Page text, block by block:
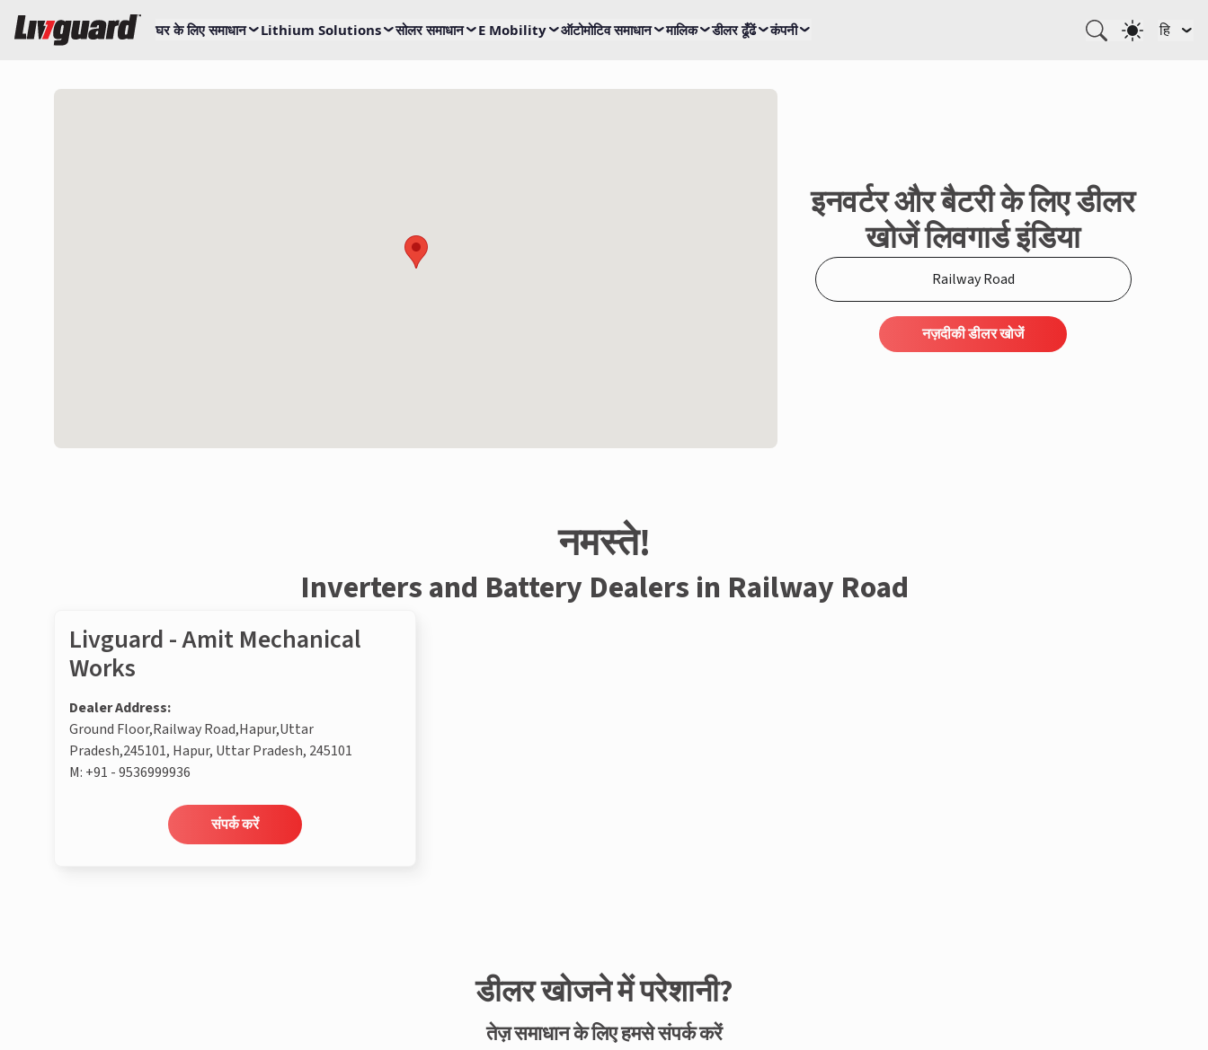
घर के लिए समाधान Lithium Solutions सोलर समाधान E Mobility ऑटोमोटिव समाधान मालिक डीलर ढूँढें कंपनी हि
इनवर्टर और बैटरी के लिए डीलर
खोजें लिवगार्ड इंडिया
नज़दीकी डीलर खोजें
नमस्ते!
Inverters and Battery Dealers in Railway Road
Livguard - Amit Mechanical
Works
Dealer Address:
Ground Floor,Railway Road,Hapur,Uttar
Pradesh,245101, Hapur, Uttar Pradesh, 245101
M: +91 - 9536999936
संपर्क करें
डीलर खोजने में परेशानी?
तेज़ समाधान के लिए हमसे संपर्क करें